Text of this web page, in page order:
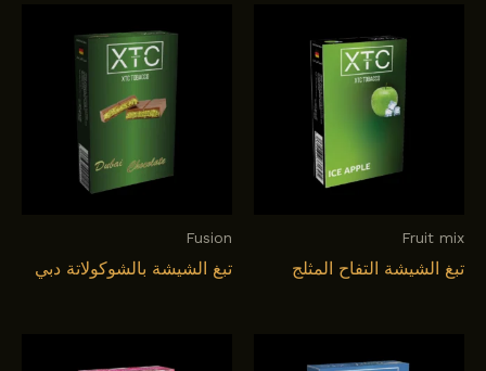
Fruit mix
تبغ الشيشة التفاح المثلج
Fusion
تبغ الشيشة بالشوكولاتة دبي